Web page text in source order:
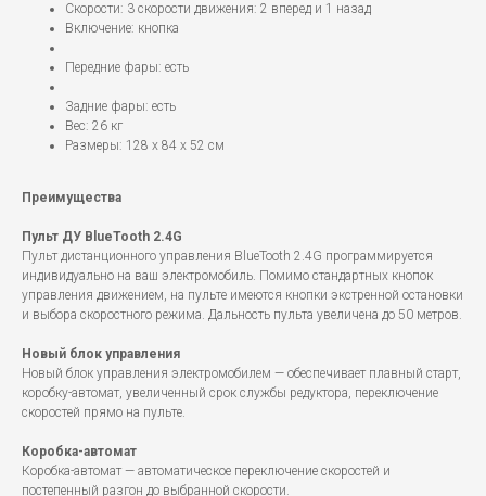
Скорости: 3 скорости движения: 2 вперед и 1 назад
Включение: кнопка
Передние фары: есть
Задние фары: есть
Вес: 26 кг
Размеры: 128 х 84 х 52 см
Преимущества
Пульт ДУ BlueTooth 2.4G
Пульт дистанционного управления BlueTooth 2.4G программируется
индивидуально на ваш электромобиль. Помимо стандартных кнопок
управления движением, на пульте имеются кнопки экстренной остановки
и выбора скоростного режима. Дальность пульта увеличена до 50 метров.
Новый блок управления
Новый блок управления электромобилем — обеспечивает плавный старт,
коробку-автомат, увеличенный срок службы редуктора, переключение
скоростей прямо на пульте.
Коробка-автомат
Коробка-автомат — автоматическое переключение скоростей и
постепенный разгон до выбранной скорости.